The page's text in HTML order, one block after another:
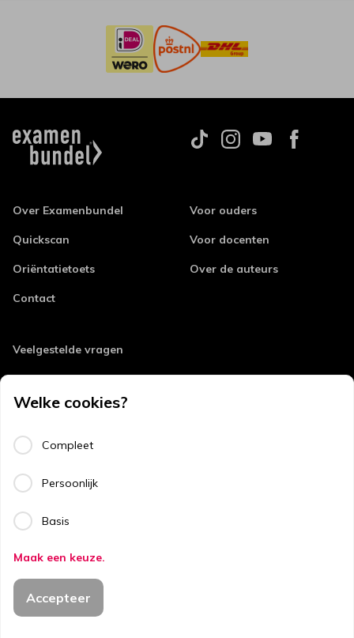
Over Examenbundel
Quickscan
Oriëntatietoets
Contact
Voor ouders
Voor docenten
Over de auteurs
Veelgestelde vragen
Retourneren
Errata
Algemene voorwaarden
Privacy
Copyright
Copyright © 2026
ThiemeMeulenhoff.
Welke cookies?
Compleet
Persoonlijk
Basis
Maak een keuze.
Accepteer